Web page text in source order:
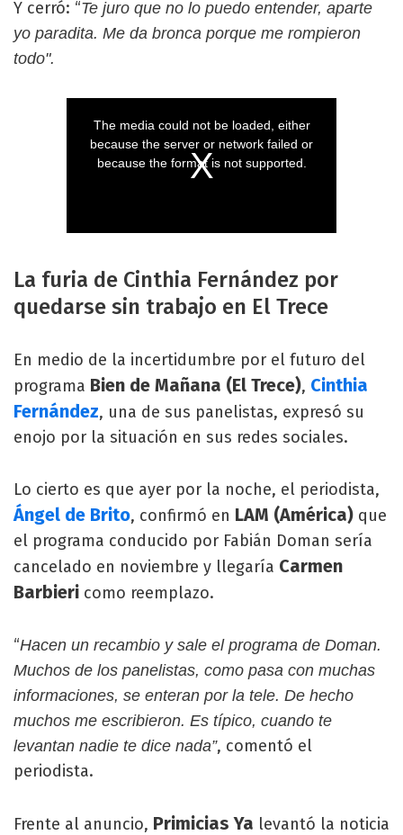
Y cerró: “Te juro que no lo puedo entender, aparte
yo paradita. Me da bronca porque me rompieron
todo".
La furia de Cinthia Fernández por
quedarse sin trabajo en El Trece
En medio de la incertidumbre por el futuro del
programa Bien de Mañana (El Trece), Cinthia
Fernández, una de sus panelistas, expresó su
enojo por la situación en sus redes sociales.
Lo cierto es que ayer por la noche, el periodista,
Ángel de Brito, confirmó en LAM (América) que
el programa conducido por Fabián Doman sería
cancelado en noviembre y llegaría Carmen
Barbieri como reemplazo.
“Hacen un recambio y sale el programa de Doman.
Muchos de los panelistas, como pasa con muchas
informaciones, se enteran por la tele. De hecho
muchos me escribieron. Es típico, cuando te
levantan nadie te dice nada”, comentó el
periodista.
Frente al anuncio, Primicias Ya levantó la noticia